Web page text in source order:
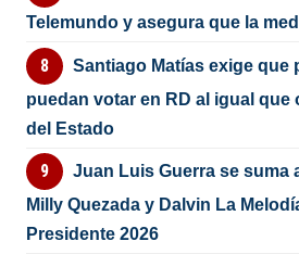
Telemundo y asegura que la
Santiago Matías exige que
puedan votar en RD al igual que
del Estado
Juan Luis Guerra se suma
Milly Quezada y Dalvin La
Presidente 2026